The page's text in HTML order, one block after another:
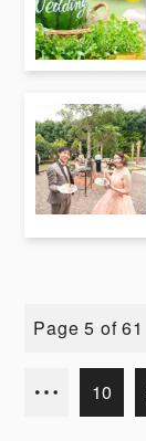
Page 5 of 61
10